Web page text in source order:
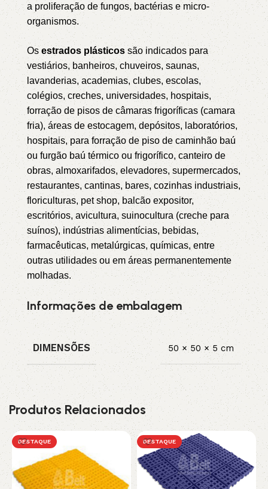
a proliferação de fungos, bactérias e micro-
organismos.
Os estrados plásticos são indicados para
vestiários, banheiros, chuveiros, saunas,
lavanderias, academias, clubes, escolas,
colégios, creches, universidades, hospitais,
forração de pisos de câmaras frigoríficas (camara
fria), áreas de estocagem, depósitos, laboratórios,
hospitais, para forração de piso de caminhão baú
ou furgão baú térmico ou frigorífico, canteiro de
obras, almoxarifados, elevadores, supermercados,
restaurantes, cantinas, bares, cozinhas industriais,
floriculturas, pet shop, balcão expositor,
escritórios, avicultura, suinocultura (creche para
suínos), indústrias alimentícias, bebidas,
farmacêuticas, metalúrgicas, químicas, entre
outras utilidades ou em áreas permanentemente
molhadas.
Informações de embalagem
DIMENSÕES 50 × 50 × 5 cm
Produtos Relacionados
DESTAQUE DESTAQUE